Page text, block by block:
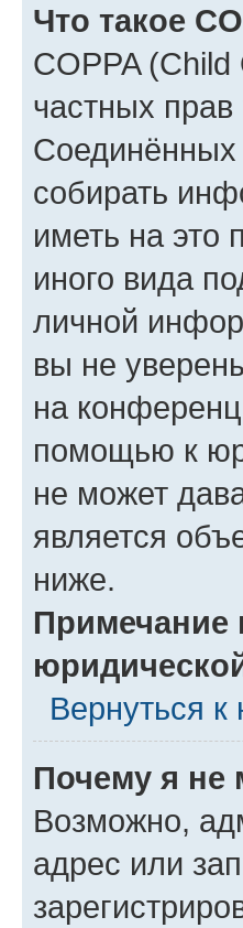
Что такое
COPPA
частных прав
Соединённых
собирать
иметь на это
иного вида
личной
вы не
на
помощью к
не может
является
ниже.
Примечание
Вернуться к
Почему я не
Возможно,
адрес или